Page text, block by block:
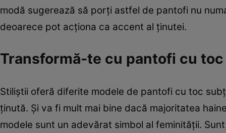
modă sugerează să porți astfel de pantofi nu
deoarece pot acționa ca accent al ținutei.
Transformă-te cu pantofi cu
Stiliștii oferă diferite modele de pantofi cu toc
ținută. Și va fi mult mai bine dacă majoritatea
modele sunt un adevărat simbol al feminității.